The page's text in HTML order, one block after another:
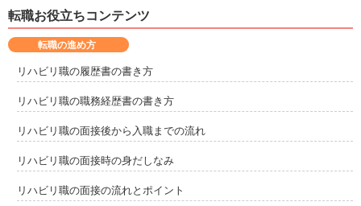
転職お役立ちコンテンツ
転職の進め方
リハビリ職の履歴書の書き方
リハビリ職の職務経歴書の書き方
リハビリ職の面接後から入職までの流れ
リハビリ職の面接時の身だしなみ
リハビリ職の面接の流れとポイント